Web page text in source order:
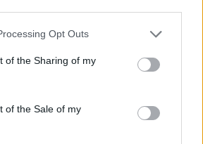
Opt Outs
of the Sharing of my
of the Sale of my
2026 19:30
επιχείρηση διάσωσης